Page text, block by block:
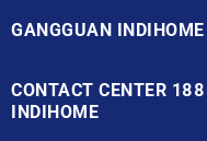
GANGGUAN INDIHOME
CONTACT CENTER
INDIHOME